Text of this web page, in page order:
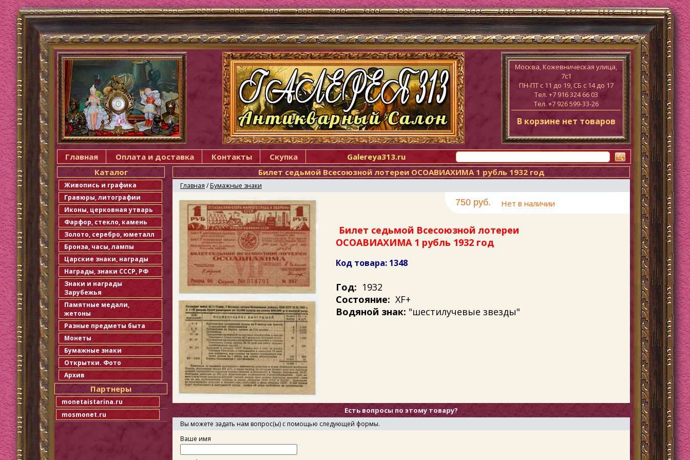
Москва, Кожевническая улица,
7с1
ПН-ПТ c 11 до 19, СБ с 14 до 17
Тел. +7 916 324 66 03
Тел. +7 926 599-33-26
В корзине нет товаров
Главная Оплата и доставка Контакты Скупка
Galereya313.ru
Каталог
Живопись и графика
Гравюры, литографии
Иконы, церковная утварь
Фарфор, стекло, камень
Золото, серебро, юметалл
Бронза, часы, лампы
Царские знаки, награды
Награды, знаки СССР, РФ
Знаки и награды
Зарубежья
Памятные медали,
жетоны
Разные предметы быта
Монеты
Бумажные знаки
Открытки. Фото
Архив
Партнеры
monetaistarina.ru
mosmonet.ru
Билет седьмой Всесоюзной лотереи ОСОАВИАХИМА 1 рубль 1932 год
Главная / Бумажные знаки
750 руб. Нет в наличии
Билет седьмой Всесоюзной лотереи
ОСОАВИАХИМА 1 рубль 1932 год
Код товара: 1348
Год: 1932
Состояние: XF+
Водяной знак: "шестилучевые звезды"
Есть вопросы по этому товару?
Вы можете задать нам вопрос(ы) с помощью следующей формы.
Ваше имя